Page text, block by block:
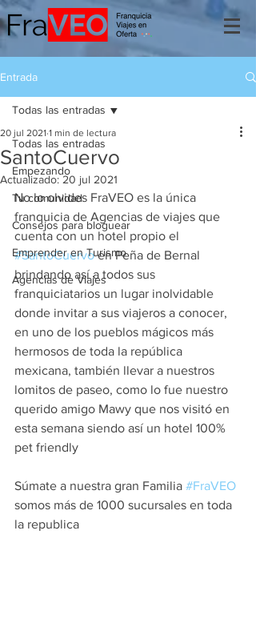
Entrada
Todas las entradas
Empezando
Tu comunidad
Consejos para bloguear
Emprender en Turismo
Agencias de Viajes
Todas las entradas
SantoCuervo
20 jul 2021 1 min de lectura
Actualizado:20 jul 2021
No lo olvides FraVEO es la única
franquicia de Agencias de viajes que
cuenta con un hotel propio el
#SantoCuervo en Peña de Bernal
brindando así a todos sus
franquiciatarios un lugar inolvidable
donde invitar a sus viajeros a conocer,
en uno de los pueblos mágicos más
hermosos de toda la república
mexicana, también llevar a nuestros
lomitos de paseo, como lo fue nuestro
querido amigo Mawy que nos visitó en
esta semana siendo así un hotel 100%
pet friendly
Súmate a nuestra gran Familia #FraVEO
somos más de 1000 sucursales en toda
la republica